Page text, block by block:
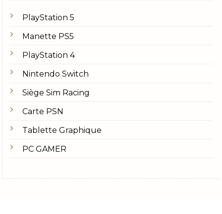
PlayStation 5
Manette PS5
PlayStation 4
Nintendo Switch
Siège Sim Racing
Carte PSN
Tablette Graphique
PC GAMER